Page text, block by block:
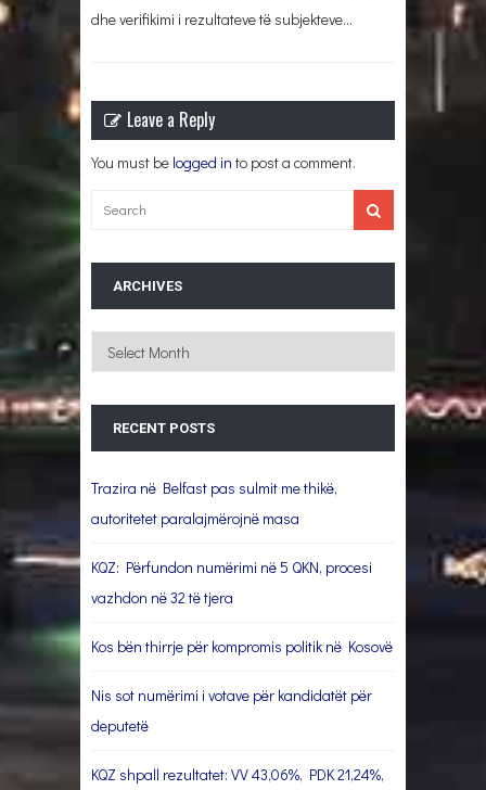
dhe verifikimi i rezultateve të subjekteve…
Leave a Reply
You must be logged in to post a comment.
ARCHIVES
Archives
RECENT POSTS
Trazira në Belfast pas sulmit me thikë,
autoritetet paralajmërojnë masa
KQZ: Përfundon numërimi në 5 QKN, procesi
vazhdon në 32 të tjera
Kos bën thirrje për kompromis politik në Kosovë
Nis sot numërimi i votave për kandidatët për
deputetë
KQZ shpall rezultatet: VV 43,06%, PDK 21,24%,